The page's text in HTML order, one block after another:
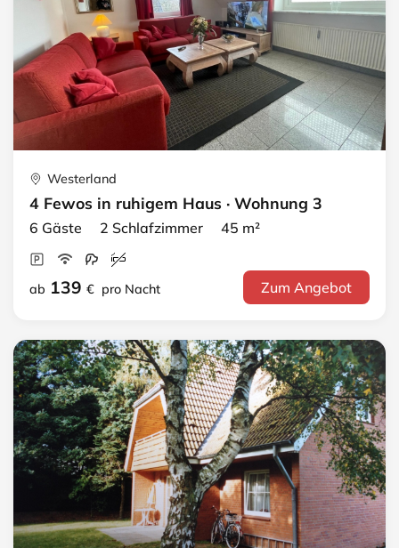
Westerland
4 Fewos in ruhigem Haus · Wohnung 3
6 Gäste 2 Schlafzimmer 45 m²
ab 139 € pro Nacht Zum Angebot